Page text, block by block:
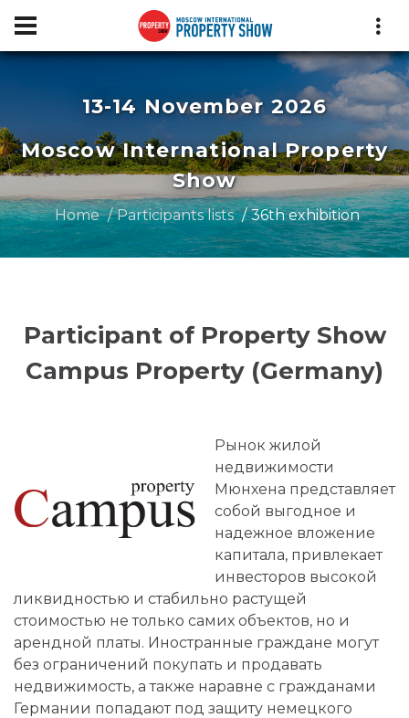
13-14 November 2026
Moscow International Property
Show
Home Participants lists 36th exhibition
Participant of Property Show
Campus Property (Germany)
Рынок жилой
недвижимости
Мюнхена представляет
собой выгодное и
надежное вложение
капитала, привлекает
инвесторов высокой
ликвидностью и стабильно растущей
стоимостью не только самих объектов, но и
арендной платы. Иностранные граждане могут
без ограничений покупать и продавать
недвижимость, а также наравне с гражданами
Германии попадают под защиту немецкого